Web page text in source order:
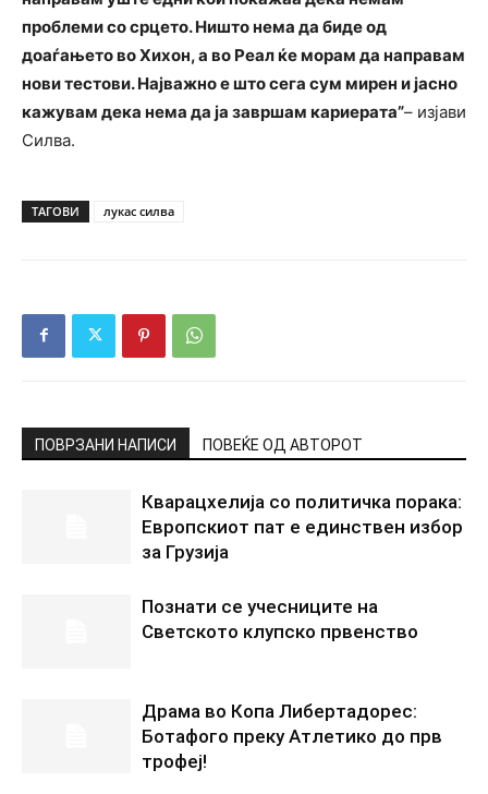
проблеми со срцето. Ништо нема да биде од
доаѓањето во Хихон, а во Реал ќе морам да направам
нови тестови. Најважно е што сега сум мирен и јасно
кажувам дека нема да ја завршам кариерата”– изјави
Силва.
ТАГОВИ лукас силва
ПОВРЗАНИ НАПИСИ ПОВЕЌЕ ОД АВТОРОТ
Кварацхелија со политичка порака:
Европскиот пат е единствен избор
за Грузија
Познати се учесниците на
Светското клупско првенство
Драма во Копа Либертадорес:
Ботафого преку Атлетико до прв
трофеј!